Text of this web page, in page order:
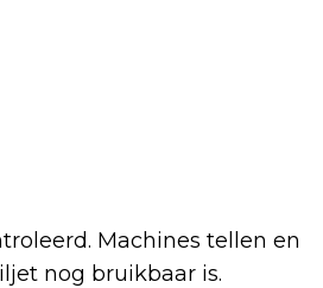
Machines tellen en
nog bruikbaar is.